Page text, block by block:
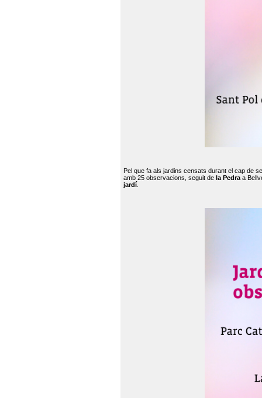
Pel que fa als jardins censats durant el cap de
amb 25 observacions, seguit de la Pedra a
jardí